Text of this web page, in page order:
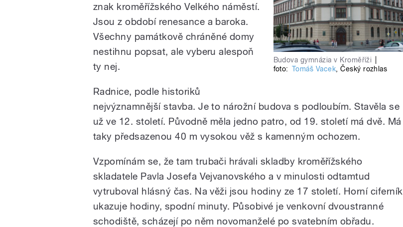
Budova gymnázia v Kroměříži
foto: Tomáš Vacek,Český rozhlas
znak kroměřížského Velkého náměstí.
Jsou z období renesance a baroka.
Všechny památkově chráněné domy
nestihnu popsat, ale vyberu alespoň
ty nej.
Radnice, podle historiků
nejvýznamnější stavba. Je to nárožní budova s podloubím. Stavěla se
už ve 12. století. Původně měla jedno patro, od 19. století má dvě. Má
taky předsazenou 40 m vysokou věž s kamenným ochozem.
Vzpomínám se, že tam trubači hrávali skladby kroměřížského
skladatele Pavla Josefa Vejvanovského a v minulosti odtamtud
vytruboval hlásný čas. Na věži jsou hodiny ze 17 století. Horní ciferník
ukazuje hodiny, spodní minuty. Působivé je venkovní dvoustranné
schodiště, scházejí po něm novomanželé po svatebním obřadu.